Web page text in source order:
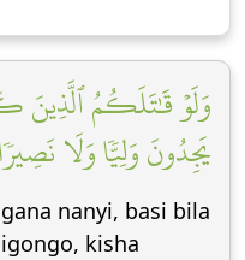
وَلَوۡ قَٰتَلَكُمُ ٱلَّذِينَ
يَجِدُونَ وَلِيّٗا وَلَا نَصِيرٗا
nanyi, basi bila
kisha